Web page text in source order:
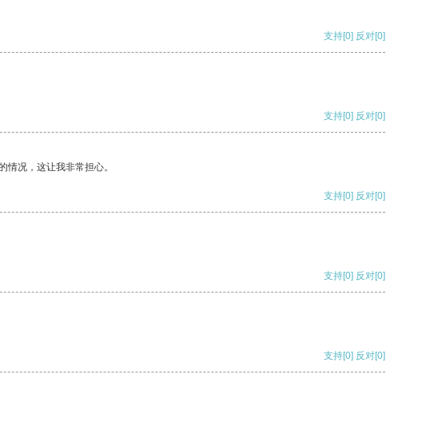
支持[0] 反对[0]
支持[0] 反对[0]
况，这让我非常担心。
支持[0] 反对[0]
支持[0] 反对[0]
支持[0] 反对[0]